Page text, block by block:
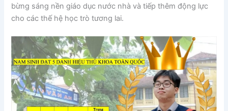
bừng sáng nền giáo dục nước nhà và tiếp thêm động lực
cho các thế hệ học trò tương lai.